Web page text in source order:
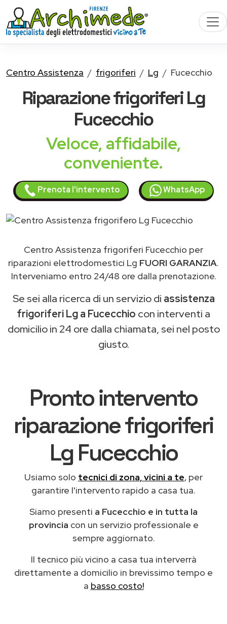
Centro Assistenza frigoriferi Lg Fucecchio
Riparazionefrigoriferi Lg
Fucecchio
Veloce, affidabile,
conveniente.
Prenota l'intervento WhatsApp
Centro Assistenza frigoriferi Fucecchio per
riparazioni elettrodomestici Lg FUORI GARANZIA.
Interveniamo entro 24/48 ore dalla prenotazione.
Se sei alla ricerca di un servizio di assistenza
frigoriferi Lg a Fucecchio con interventi a
domicilio in 24 ore dalla chiamata, sei nel posto
giusto.
Pronto intervento
riparazione frigoriferi
Lg Fucecchio
Usiamo solo tecnici di zona, vicini a te, per
garantire l'intervento rapido a casa tua.
Siamo presenti a Fucecchio e in tutta la
provincia con un servizio professionale e
sempre aggiornato.
Il tecnico più vicino a casa tua interverrà
direttamente a domicilio in brevissimo tempo e
a basso costo!